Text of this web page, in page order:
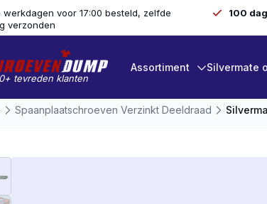
werkdagen voor 17:00 besteld, zelfde
verzonden
100
tevreden klanten
Assortiment Silvermate
Spaanplaatschroeven Verzinkt Deeldraad